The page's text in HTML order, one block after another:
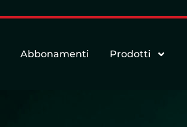
Abbonamenti Prodotti